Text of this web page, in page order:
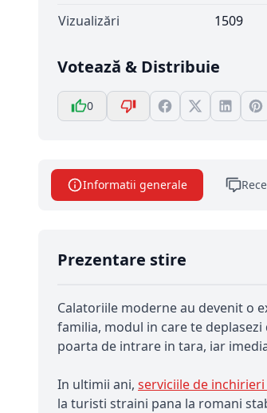
Vizualizări
1509
Votează & Distribuie
0
Informatii generale
Prezentare stire
Calatoriile moderne au devenit o
familia, modul in care te
poarta de intrare in tara, iar
In ultimii ani, serviciile de
la turisti straini pana la romani